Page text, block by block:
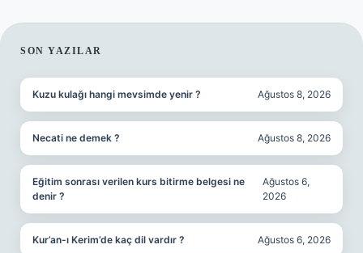
SIDEBAR
SON YAZILAR
Kuzu kulağı hangi mevsimde yenir ? Ağustos 8, 2026
Necati ne demek ? Ağustos 8, 2026
Eğitim sonrası verilen kurs bitirme belgesi ne
denir ?
Ağustos 6,
2026
Kur’an-ı Kerim’de kaç dil vardır ? Ağustos 6, 2026